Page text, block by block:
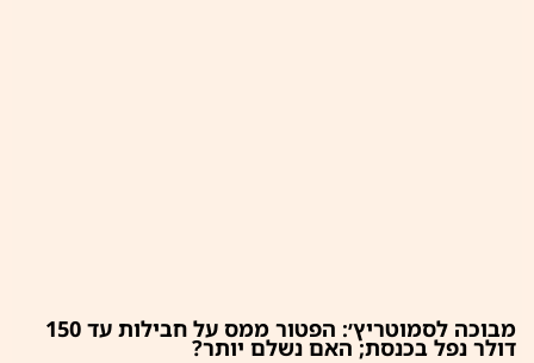
מבוכה לסמוטריץ׳: הפטור ממס על חבילות עד 150
דולר נפל בכנסת; האם נשלם יותר?